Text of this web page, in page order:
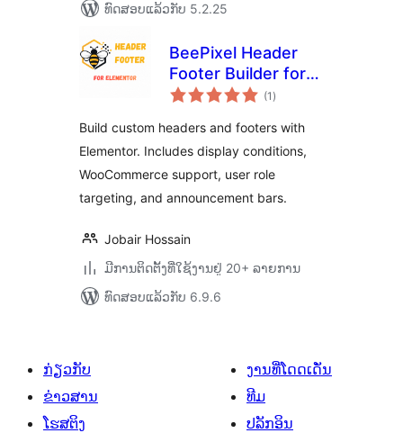
ທົດສອບແລ້ວກັບ 5.2.25
BeePixel Header
Footer Builder for
Elementor
(1 ຄະແນນ
ທັງໝົດ
)
Build custom headers and footers with
Elementor. Includes display conditions,
WooCommerce support, user role
targeting, and announcement bars.
Jobair Hossain
ມີການຕິດຕັ້ງທີ່ໃຊ້ງານຢູ່ 20+ ລາຍການ
ທົດສອບແລ້ວກັບ 6.9.6
ກ່ຽວກັບ
ຂ່າວສານ
ໂຮສຕິງ
ງານທີ່ໂດດເດັ່ນ
ທີມ
ປລັກອິນ